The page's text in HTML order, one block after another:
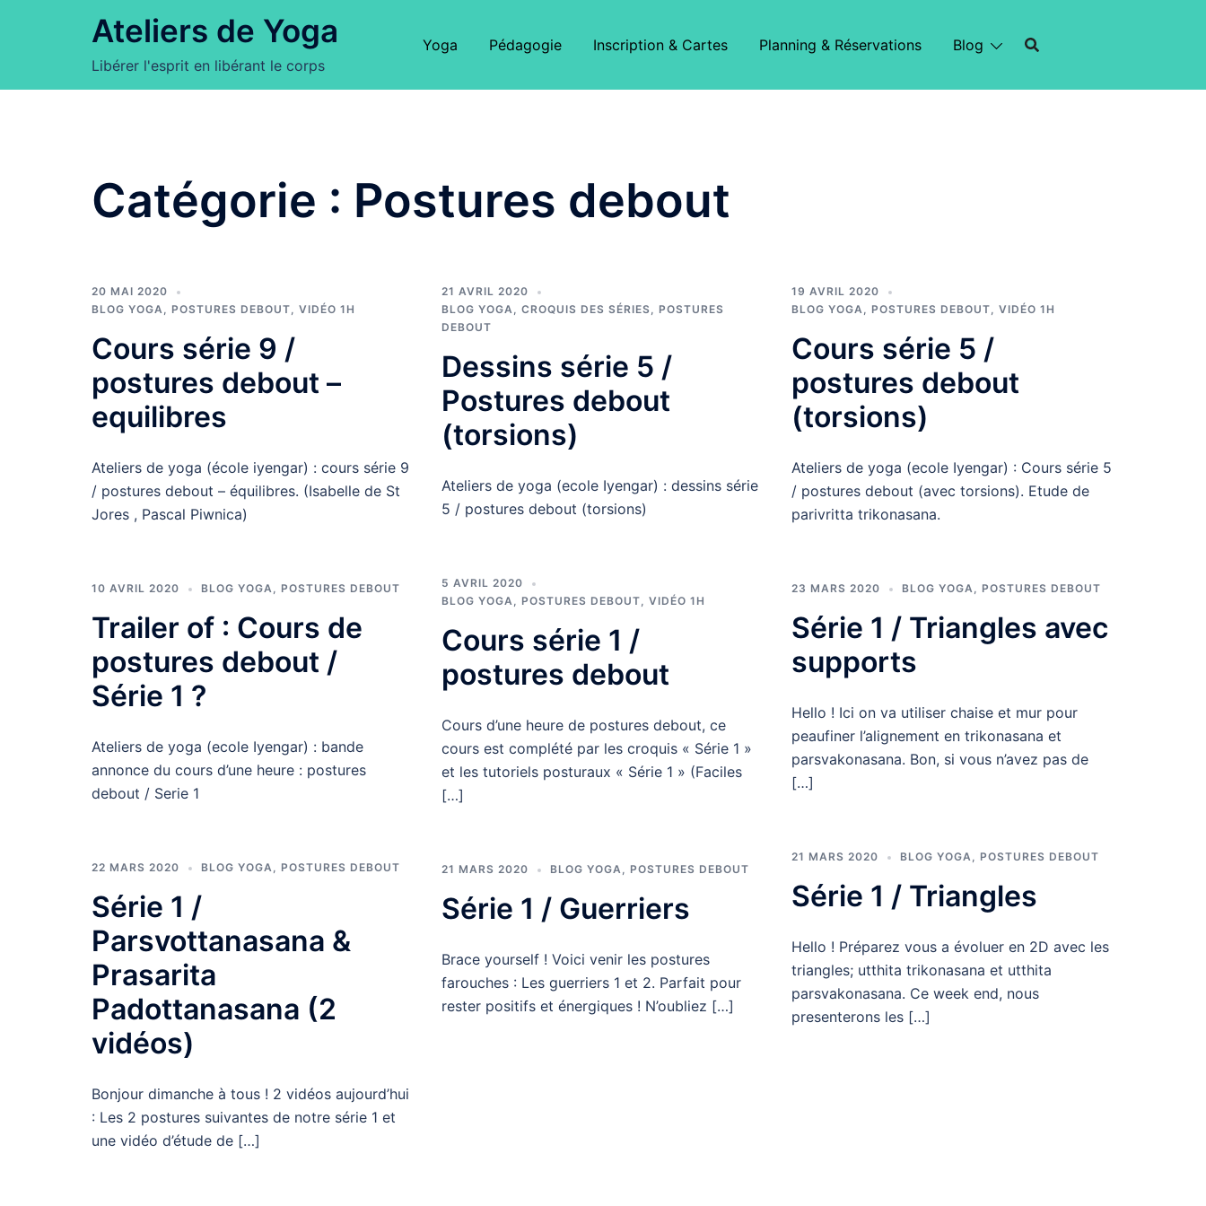
Ateliers de Yoga
Libérer l'esprit en libérant le corps
Yoga Pédagogie Inscription & Cartes Planning & Réservations Blog
Catégorie : Postures debout
20 MAI 2020
BLOG YOGA, POSTURES DEBOUT, VIDÉO 1H
Cours série 9 /
postures debout –
equilibres
Ateliers de yoga (école iyengar) : cours série 9
/ postures debout – équilibres. (Isabelle de St
Jores , Pascal Piwnica)
21 AVRIL 2020
BLOG YOGA, CROQUIS DES SÉRIES, POSTURES
DEBOUT
Dessins série 5 /
Postures debout
(torsions)
Ateliers de yoga (ecole Iyengar) : dessins série
5 / postures debout (torsions)
19 AVRIL 2020
BLOG YOGA, POSTURES DEBOUT, VIDÉO 1H
Cours série 5 /
postures debout
(torsions)
Ateliers de yoga (ecole Iyengar) : Cours série 5
/ postures debout (avec torsions). Etude de
parivritta trikonasana.
10 AVRIL 2020 BLOG YOGA, POSTURES DEBOUT
Trailer of : Cours de
postures debout /
Série 1 ?
Ateliers de yoga (ecole Iyengar) : bande
annonce du cours d’une heure : postures
debout / Serie 1
5 AVRIL 2020
BLOG YOGA, POSTURES DEBOUT, VIDÉO 1H
Cours série 1 /
postures debout
Cours d’une heure de postures debout, ce
cours est complété par les croquis « Série 1 »
et les tutoriels posturaux « Série 1 » (Faciles
[…]
23 MARS 2020 BLOG YOGA, POSTURES DEBOUT
Série 1 / Triangles avec
supports
Hello ! Ici on va utiliser chaise et mur pour
peaufiner l’alignement en trikonasana et
parsvakonasana. Bon, si vous n’avez pas de
[…]
22 MARS 2020 BLOG YOGA, POSTURES DEBOUT
Série 1 /
Parsvottanasana &
Prasarita
Padottanasana (2
vidéos)
Bonjour dimanche à tous ! 2 vidéos aujourd’hui
: Les 2 postures suivantes de notre série 1 et
une vidéo d’étude de […]
21 MARS 2020 BLOG YOGA, POSTURES DEBOUT
Série 1 / Guerriers
Brace yourself ! Voici venir les postures
farouches : Les guerriers 1 et 2. Parfait pour
rester positifs et énergiques ! N’oubliez […]
21 MARS 2020 BLOG YOGA, POSTURES DEBOUT
Série 1 / Triangles
Hello ! Préparez vous a évoluer en 2D avec les
triangles; utthita trikonasana et utthita
parsvakonasana. Ce week end, nous
presenterons les […]